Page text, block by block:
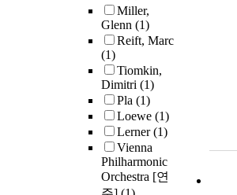
Miller,
Glenn (1)
Reift, Marc
(1)
Tiomkin,
Dimitri (1)
Pla (1)
Loewe (1)
Lerner(1)
Vienna
Philharmonic
Orchestra [연